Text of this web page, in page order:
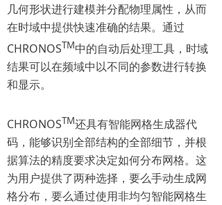
几何形状进行建模并分配物理属性，从而
在时域中提供快速准确的结果。通过
CHRONOSTM中的自动后处理工具，时域
结果可以在频域中以不同的参数进行转换
和显示。
CHRONOSTM还具有智能网格生成器代
码，能够识别全部结构的全部细节，并根
据算法的精度要求决定如何分布网格。这
为用户提供了两种选择，要么手动生成网
格分布，要么通过使用非均匀智能网格生